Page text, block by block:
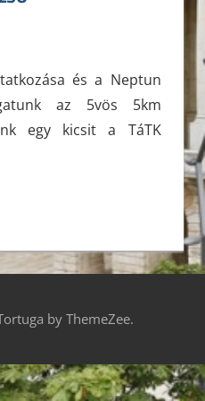
és a Neptun
az 5vös 5km
egy kicsit a TáTK
by ThemeZee.